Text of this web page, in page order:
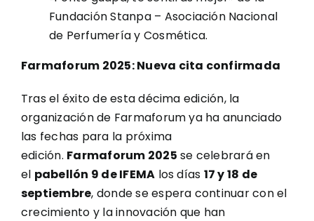
Fundación Stanpa – Asociación Nacional
de Perfumería y Cosmética.
Farmaforum 2025: Nueva cita confirmada
Tras el éxito de esta décima edición, la
organización de Farmaforum ya ha anunciado
las fechas para la próxima
edición. Farmaforum 2025 se celebrará en
el pabellón 9 de IFEMA los días 17 y 18 de
septiembre, donde se espera continuar con el
crecimiento y la innovación que han